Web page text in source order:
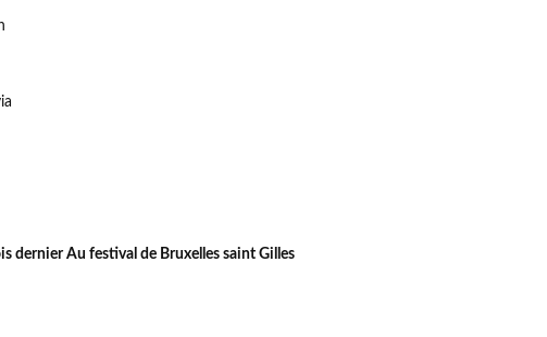
dernier Au festival de Bruxelles saint Gilles